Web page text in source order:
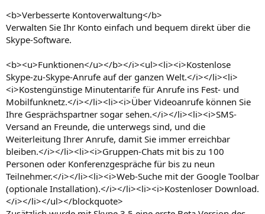
<b>Verbesserte Kontoverwaltung</b>
Verwalten Sie Ihr Konto einfach und bequem direkt über die
Skype-Software.
<b><u>Funktionen</u></b></i><ul><li><i>Kostenlose
Skype-zu-Skype-Anrufe auf der ganzen Welt.</i></li><li>
<i>Kostengünstige Minutentarife für Anrufe ins Fest- und
Mobilfunknetz.</i></li><li><i>Über Videoanrufe können Sie
Ihre Gesprächspartner sogar sehen.</i></li><li><i>SMS-
Versand an Freunde, die unterwegs sind, und die
Weiterleitung Ihrer Anrufe, damit Sie immer erreichbar
bleiben.</i></li><li><i>Gruppen-Chats mit bis zu 100
Personen oder Konferenzgespräche für bis zu neun
Teilnehmer.</i></li><li><i>Web-Suche mit der Google Toolbar
(optionale Installation).</i></li><li><i>Kostenloser Download.
</i></li></ul></blockquote>